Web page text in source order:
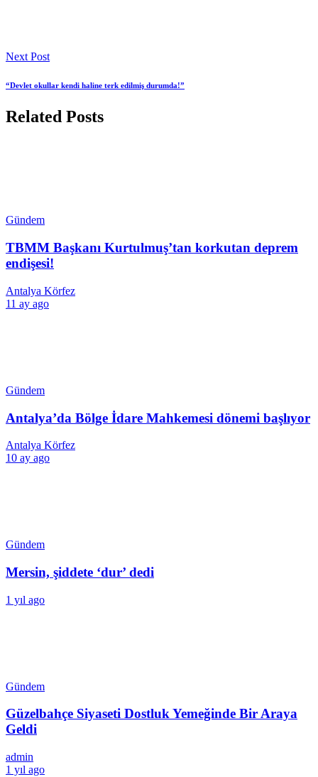
Next Post
“Devlet okullar kendi haline terk edilmiş durumda!”
Related Posts
Gündem
TBMM Başkanı Kurtulmuş’tan korkutan deprem
endişesi!
Antalya Körfez
11 ay ago
Gündem
Antalya’da Bölge İdare Mahkemesi dönemi başlıyor
Antalya Körfez
10 ay ago
Gündem
Mersin, şiddete ‘dur’ dedi
1 yıl ago
Gündem
Güzelbahçe Siyaseti Dostluk Yemeğinde Bir Araya
Geldi
admin
1 yıl ago